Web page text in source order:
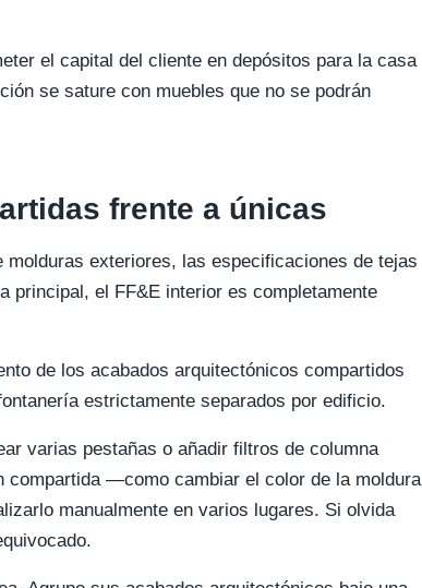
el capital del cliente en depósitos para la casa
se sature con muebles que no se podrán
frente a únicas
exteriores, las especificaciones de tejas
principal, el FF&E interior es completamente
de los acabados arquitectónicos compartidos
estrictamente separados por edificio.
varias pestañas o añadir filtros de columna
compartida —como cambiar el color de la moldura
manualmente en varios lugares. Si olvida